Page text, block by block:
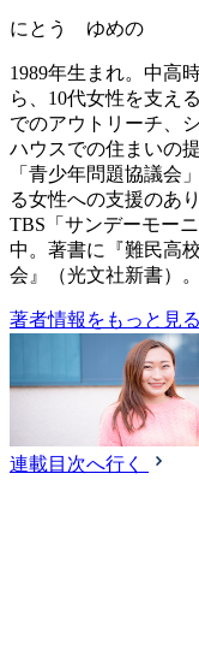
にとう ゆめの
1989年生まれ。中高
ら、10代女性を支え
でのアウトリーチ、
ハウスでの住まいの
「青少年問題協議会
る女性への支援のあ
TBS「サンデーモー
中。著書に『難民高
会』（光文社新書）。
著者情報をもっと見る
連載目次へ行く